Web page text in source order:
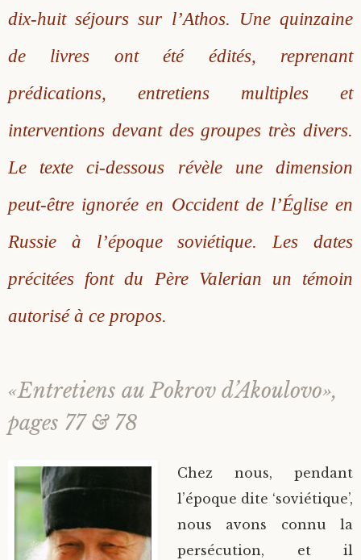
dix-huit séjours sur l’Athos. Une quinzaine
de livres ont été édités, reprenant
prédications, entretiens multiples et
interventions devant des groupes très divers.
Le texte ci-dessous révèle une dimension
peut-être ignorée en Occident de l’Église en
Russie à l’époque soviétique. Les dates
précitées font du Père Valerian un témoin
autorisé à ce propos.
«Entretiens au Pokrov d’Akoulovo»,
pages 77 & 78
Chez nous, pendant
l’époque dite ‘soviétique’,
nous avons connu la
persécution, et il